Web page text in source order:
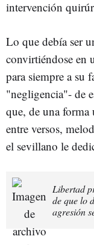
intervención
Lo que debía ser
convirtiéndose en
para siempre a su
"negligencia"- de
que, de una forma
entre versos,
el sevillano le
Libertad
de que lo
agresión